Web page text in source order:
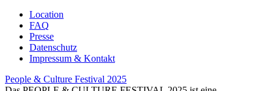
Location
FAQ
Presse
Datenschutz
Impressum & Kontakt
People & Culture Festival 2025